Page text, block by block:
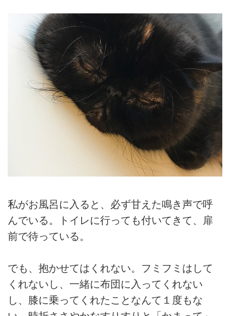
私がお風呂に入ると、必ず甘えた鳴き声で呼
んでいる。トイレに行っても付いてきて、扉
前で待っている。
でも、抱かせてはくれない。フミフミはして
くれないし、一緒に布団に入ってくれない
し、膝に乗ってくれたことなんて１度もな